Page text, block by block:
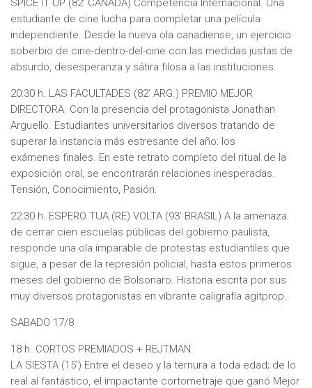
SPICE IT UP (82’ CANADÁ) Competencia Internacional. Una
estudiante de cine lucha para completar una película
independiente. Desde la nueva ola canadiense, un ejercicio
soberbio de cine-dentro-del-cine con las medidas justas de
absurdo, desesperanza y sátira filosa a las instituciones.
20:30 h. LAS FACULTADES (82’ ARG.) PREMIO MEJOR
DIRECTORA. Con la presencia del protagonista Jonathan
Arguello. Estudiantes universitarios diversos tratando de
superar la instancia más estresante del año: los
exámenes finales. En este retrato completo del ritual de la
exposición oral, se encontrarán relaciones inesperadas.
Tensión, Conocimiento, Pasión.
22:30 h. ESPERO TUA (RE) VOLTA (93’ BRASIL) A la amenaza
de cerrar cien escuelas públicas del gobierno paulista,
responde una ola imparable de protestas estudiantiles que
sigue, a pesar de la represión policial, hasta estos primeros
meses del gobierno de Bolsonaro. Historia escrita por sus
muy diversos protagonistas en vibrante caligrafía agitprop.
SABADO 17/8
18 h. CORTOS PREMIADOS + REJTMAN.
LA SIESTA (15′) Entre el deseo y la ternura a toda edad; de lo
real al fantástico, el impactante cortometraje que ganó Mejor